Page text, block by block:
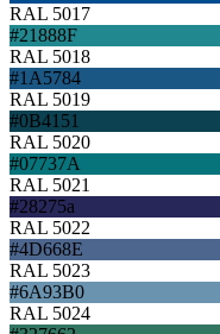
RAL 5017
#21888F
RAL 5018
#1A5784
RAL 5019
#0B4151
RAL 5020
#07737A
RAL 5021
#28275a
RAL 5022
#4D668E
RAL 5023
#6A93B0
RAL 5024